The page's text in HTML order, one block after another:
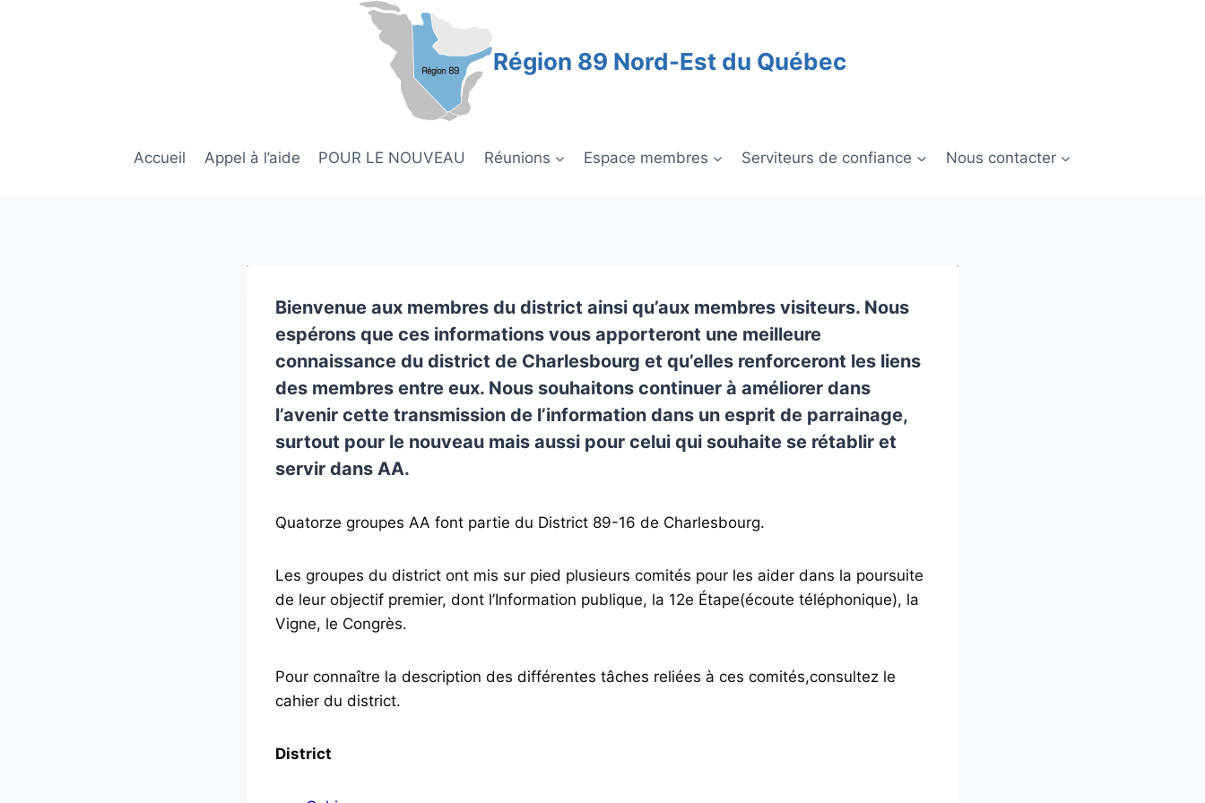
Région 89 Nord-Est du Québec
Accueil Appel à l’aide POUR LE NOUVEAU Réunions Espace membres Serviteurs de confiance Nous contacter
Bienvenue aux membres du district ainsi qu’aux membres visiteurs. Nous
espérons que ces informations vous apporteront une meilleure
connaissance du district de Charlesbourg et qu’elles renforceront les liens
des membres entre eux. Nous souhaitons continuer à améliorer dans
l’avenir cette transmission de l’information dans un esprit de parrainage,
surtout pour le nouveau mais aussi pour celui qui souhaite se rétablir et
servir dans AA.
Quatorze groupes AA font partie du District 89-16 de Charlesbourg.
Les groupes du district ont mis sur pied plusieurs comités pour les aider dans la poursuite
de leur objectif premier, dont l’Information publique, la 12e Étape(écoute téléphonique), la
Vigne, le Congrès.
Pour connaître la description des différentes tâches reliées à ces comités,consultez le
cahier du district.
District